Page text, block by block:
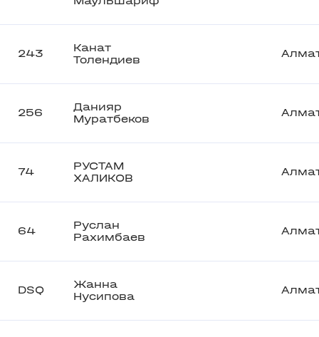
243
Канат
Толендиев
256
Данияр
Муратбеков
74
РУСТАМ
ХАЛИКОВ
64
Руслан
Рахимбаев
DSQ
Жанна
Нусипова